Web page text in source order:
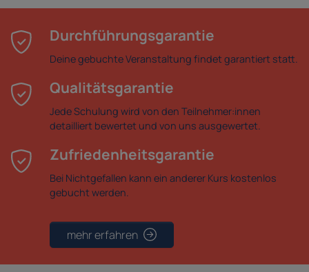
Durchführungsgarantie
Deine gebuchte Veranstaltung findet garantiert statt.
Qualitätsgarantie
Jede Schulung wird von den Teilnehmer:innen
detailliert bewertet und von uns ausgewertet.
Zufriedenheitsgarantie
Bei Nichtgefallen kann ein anderer Kurs kostenlos
gebucht werden.
mehr erfahren